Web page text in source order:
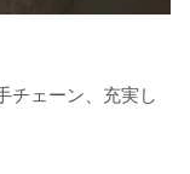
チェーン、充実し